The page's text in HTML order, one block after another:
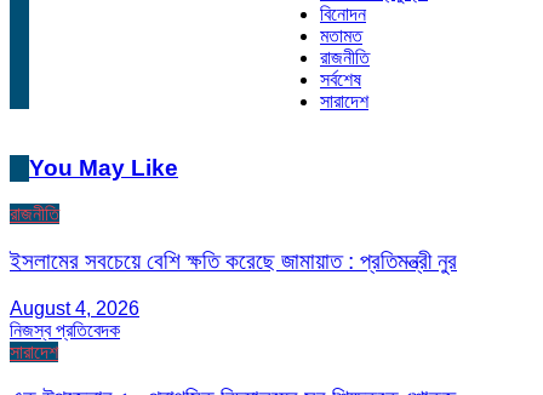
বিনোদন
মতামত
রাজনীতি
সর্বশেষ
সারাদেশ
You May Like
রাজনীতি
ইসলামের সবচেয়ে বেশি ক্ষতি করেছে জামায়াত : প্রতিমন্ত্রী নুর
August 4, 2026
নিজস্ব প্রতিবেদক
সারাদেশ